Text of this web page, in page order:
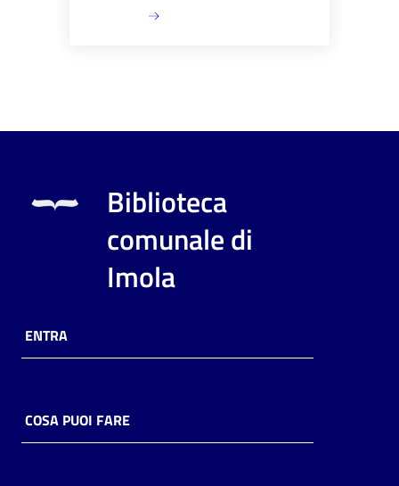
Biblioteca
comunale di
Imola
ENTRA
COSA PUOI FARE